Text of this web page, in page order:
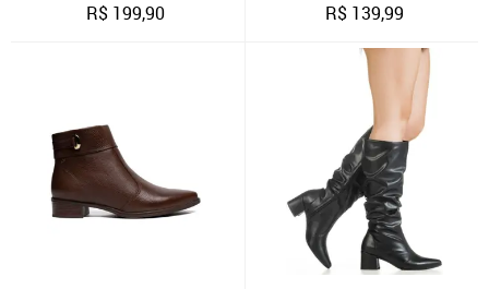
R$ 199,90 R$ 139,99